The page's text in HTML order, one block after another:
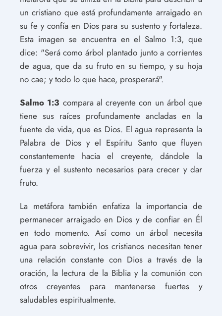
un cristiano que está profundamente arraigado en
su fe y confía en Dios para su sustento y fortaleza.
Esta imagen se encuentra en el Salmo 1:3, que
dice: "Será como árbol plantado junto a corrientes
de agua, que da su fruto en su tiempo, y su hoja
no cae; y todo lo que hace, prosperará".
Salmo 1:3 compara al creyente con un árbol que
tiene sus raíces profundamente ancladas en la
fuente de vida, que es Dios. El agua representa la
Palabra de Dios y el Espíritu Santo que fluyen
constantemente hacia el creyente, dándole la
fuerza y el sustento necesarios para crecer y dar
fruto.
La metáfora también enfatiza la importancia de
permanecer arraigado en Dios y de confiar en Él
en todo momento. Así como un árbol necesita
agua para sobrevivir, los cristianos necesitan tener
una relación constante con Dios a través de la
oración, la lectura de la Biblia y la comunión con
otros creyentes para mantenerse fuertes y
saludables espiritualmente.